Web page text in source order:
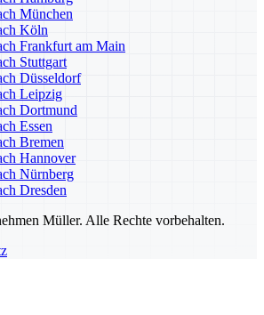
München
Köln
Frankfurt am Main
Stuttgart
Düsseldorf
Leipzig
Dortmund
Essen
Bremen
Hannover
Nürnberg
Dresden
Müller. Alle Rechte vorbehalten.